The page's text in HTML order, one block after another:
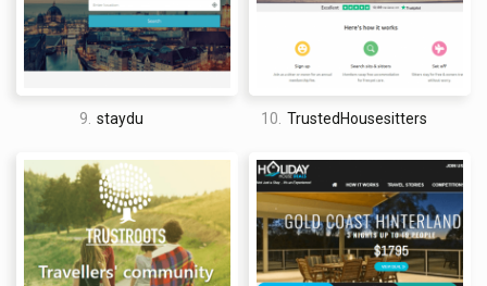
9. staydu 10. TrustedHousesitters